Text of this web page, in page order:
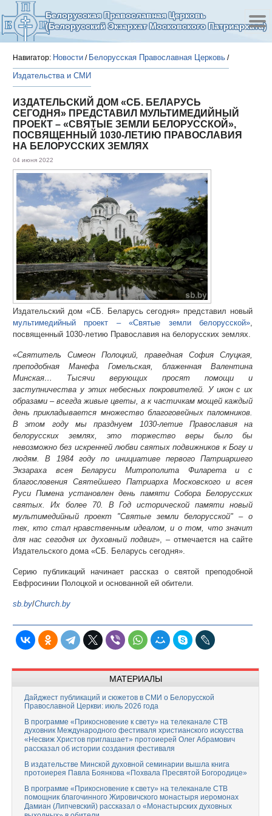
Белорусская Православная Церковь
(Белорусский Экзархат Московского Патриархата)
Навигатор: Новости / Белорусская Православная Церковь /
Издательства и СМИ
ИЗДАТЕЛЬСКИЙ ДОМ «СБ. БЕЛАРУСЬ
СЕГОДНЯ» ПРЕДСТАВИЛ МУЛЬТИМЕДИЙНЫЙ
ПРОЕКТ – «СВЯТЫЕ ЗЕМЛИ БЕЛОРУССКОЙ»,
ПОСВЯЩЕННЫЙ 1030-ЛЕТИЮ ПРАВОСЛАВИЯ
НА БЕЛОРУССКИХ ЗЕМЛЯХ
04 июня 2022
Издательский дом «СБ. Беларусь сегодня» представил новый
мультимедийный проект – «Святые земли белорусской»,
посвященный 1030-летию Православия на белорусских землях.
«Святитель Симеон Полоцкий, праведная София Слуцкая,
преподобная Манефа Гомельская, блаженная Валентина
Минская… Тысячи верующих просят помощи и
заступничества у этих небесных покровителей. У икон с их
образами – всегда живые цветы, а к частичкам мощей каждый
день прикладывается множество благоговейных паломников.
В этом году мы празднуем 1030-летие Православия на
белорусских землях, это торжество веры было бы
невозможно без искренней любви святых подвижников к Богу и
людям. В 1984 году по инициативе первого Патриаршего
Экзараха всея Беларуси Митрополита Филарета и с
благословения Святейшего Патриарха Московского и всея
Руси Пимена установлен день памяти Собора Белорусских
святых. Их более 70. В Год исторической памяти новый
мультимедийный проект "Святые земли белорусской" – о
тех, кто стал нравственным идеалом, и о том, что значит
для нас сегодня их духовный подвиг», – отмечается на сайте
Издательского дома «СБ. Беларусь сегодня».
Серию публикаций начинает рассказ о святой преподобной
Евфросинии Полоцкой и основанной ей обители.
sb.by/Church.by
МАТЕРИАЛЫ
Дайджест публикаций и сюжетов в СМИ о Белорусской
Православной Церкви: июль 2026 года
В программе «Прикосновение к свету» на телеканале СТВ
духовник Международного фестиваля христианского искусства
«Несвиж Христов приглашает» протоиерей Олег Абрамович
рассказал об истории создания фестиваля
В издательстве Минской духовной семинарии вышла книга
протоиерея Павла Боянкова «Похвала Пресвятой Богородице»
В программе «Прикосновение к свету» на телеканале СТВ
помощник благочинного Жировичского монастыря иеромонах
Дамиан (Липчевский) рассказал о «Монастырских духовных